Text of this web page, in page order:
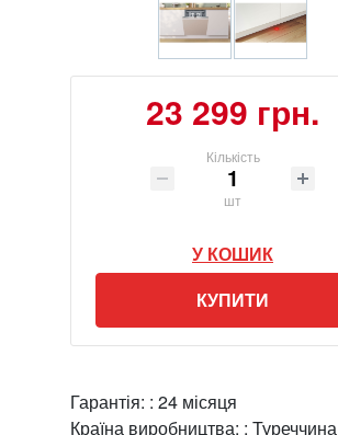
23 299 грн.
Кількість
шт
У КОШИК
КУПИТИ
Гарантія: : 24 місяця
Країна виробництва: : Туреччина